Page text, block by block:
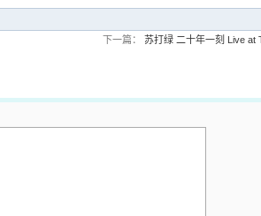
下一篇： 苏打绿 二十年一刻 Live at